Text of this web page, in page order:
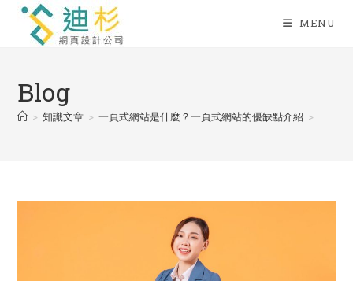
Skip
content
MENU
Blog
> 知識文章 > 一頁式網站是什麼？一頁式網站的優缺點介紹 >